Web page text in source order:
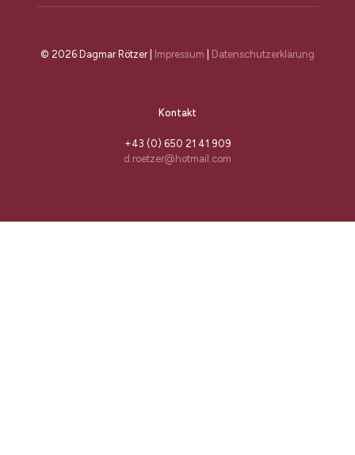
© 2026 Dagmar Rötzer | Impressum Datenschutzerklärung
Kontakt
+43 (0) 650 21 41 909
d.roetzer@hotmail.com